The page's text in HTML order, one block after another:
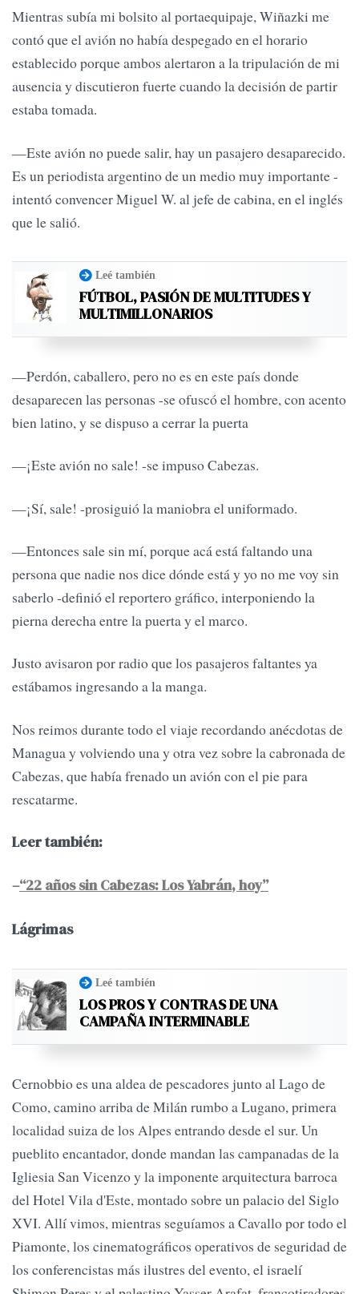
Mientras subía mi bolsito al portaequipaje, Wiñazki me
contó que el avión no había despegado en el horario
establecido porque ambos alertaron a la tripulación de mi
ausencia y discutieron fuerte cuando la decisión de partir
estaba tomada.
—Este avión no puede salir, hay un pasajero desaparecido.
Es un periodista argentino de un medio muy importante -
intentó convencer Miguel W. al jefe de cabina, en el inglés
que le salió.
Leé también
FÚTBOL, PASIÓN DE MULTITUDES Y
MULTIMILLONARIOS
—Perdón, caballero, pero no es en este país donde
desaparecen las personas -se ofuscó el hombre, con acento
bien latino, y se dispuso a cerrar la puerta
—¡Este avión no sale! -se impuso Cabezas.
—¡Sí, sale! -prosiguió la maniobra el uniformado.
—Entonces sale sin mí, porque acá está faltando una
persona que nadie nos dice dónde está y yo no me voy sin
saberlo -definió el reportero gráfico, interponiendo la
pierna derecha entre la puerta y el marco.
Justo avisaron por radio que los pasajeros faltantes ya
estábamos ingresando a la manga.
Nos reimos durante todo el viaje recordando anécdotas de
Managua y volviendo una y otra vez sobre la cabronada de
Cabezas, que había frenado un avión con el pie para
rescatarme.
Leer también:
–“22 años sin Cabezas: Los Yabrán, hoy”
Lágrimas
Leé también
LOS PROS Y CONTRAS DE UNA
CAMPAÑA INTERMINABLE
Cernobbio es una aldea de pescadores junto al Lago de
Como, camino arriba de Milán rumbo a Lugano, primera
localidad suiza de los Alpes entrando desde el sur. Un
pueblito encantador, donde mandan las campanadas de la
Igliesia San Vicenzo y la imponente arquitectura barroca
del Hotel Vila d'Este, montado sobre un palacio del Siglo
XVI. Allí vimos, mientras seguíamos a Cavallo por todo el
Piamonte, los cinematográficos operativos de seguridad de
los conferencistas más ilustres del evento, el israelí